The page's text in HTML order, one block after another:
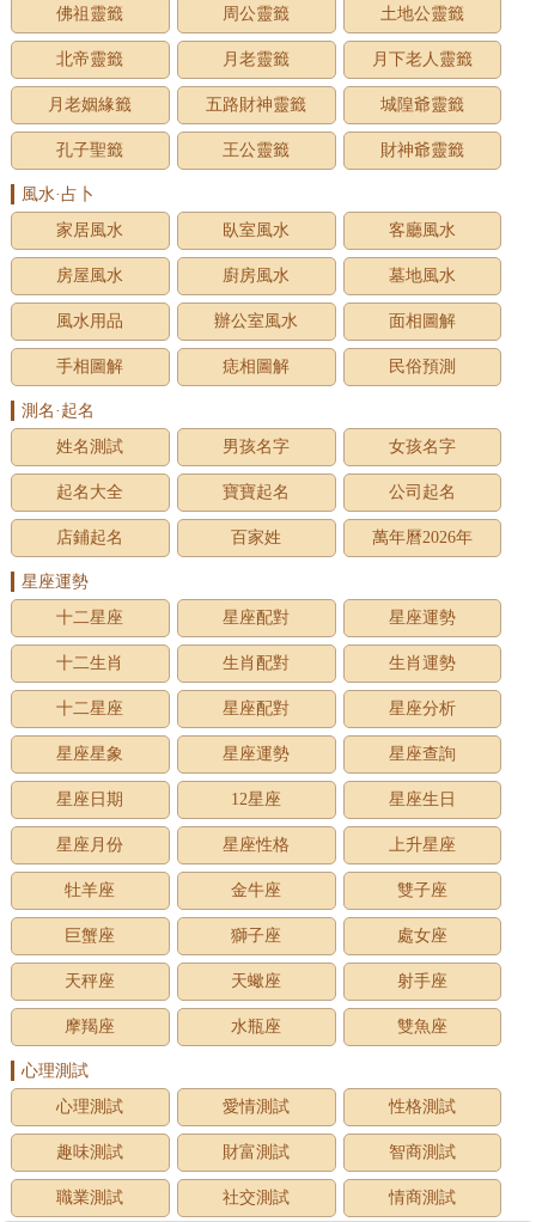
佛祖靈籤 周公靈籤 土地公靈籤
北帝靈籤 月老靈籤 月下老人靈籤
月老姻緣籤 五路財神靈籤 城隍爺靈籤
孔子聖籤 王公靈籤 財神爺靈籤
風水·占卜
家居風水
臥室風水 客廳風水
房屋風水 廚房風水 墓地風水
風水用品 辦公室風水 面相圖解
手相圖解 痣相圖解 民俗預測
測名·起名
姓名測試
男孩名字 女孩名字
起名大全 寶寶起名 公司起名
店鋪起名 百家姓 萬年曆2026年
星座運勢
十二星座
星座配對 星座運勢
十二生肖 生肖配對 生肖運勢
十二星座 星座配對 星座分析
星座星象 星座運勢 星座查詢
星座日期 12星座 星座生日
星座月份 星座性格 上升星座
牡羊座 金牛座 雙子座
巨蟹座 獅子座 處女座
天秤座 天蠍座 射手座
摩羯座 水瓶座 雙魚座
心理測試
心理測試
愛情測試 性格測試
趣味測試 財富測試 智商測試
職業測試 社交測試 情商測試